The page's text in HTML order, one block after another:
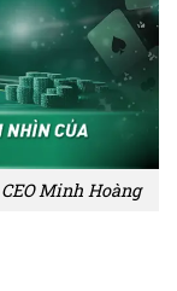
Minh Hoàng